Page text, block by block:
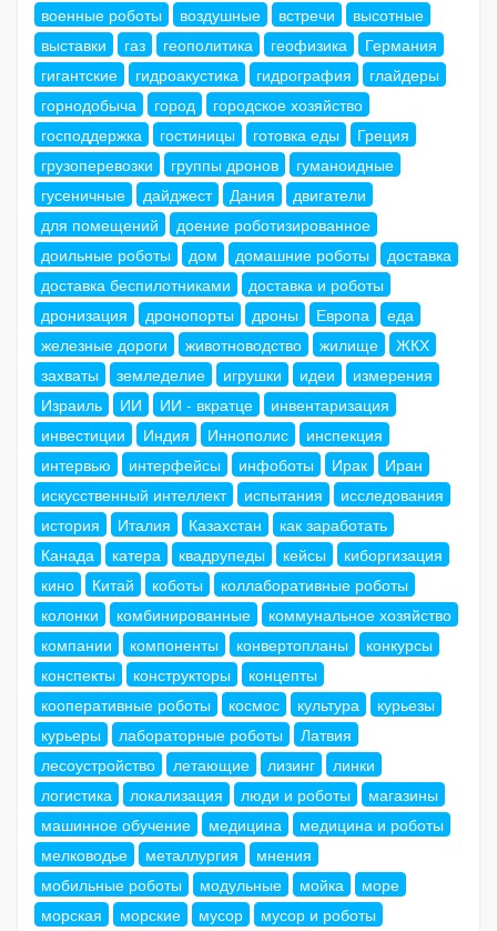
военные роботы воздушные встречи
высотные
выставки
газ геополитика геофизика
Германия
гигантские
гидроакустика гидрография
глайдеры
горнодобыча
город
городское хозяйство
господдержка
гостиницы готовка еды
Греция
грузоперевозки
группы дронов
гуманоидные
гусеничные
дайджест Дания
двигатели
для помещений
доение роботизированное
доильные роботы
дом домашние роботы
доставка
доставка беспилотниками
доставка и роботы
дронизация
дронопорты дроны Европа
еда
железные дороги
животноводство жилище
ЖКХ
захваты
земледелие игрушки идеи
измерения
Израиль
ИИ ИИ - вкратце
инвентаризация
инвестиции
Индия Иннополис
инспекция
интервью
интерфейсы инфоботы Ирак
Иран
искусственный интеллект
испытания
исследования
история
Италия Казахстан
как заработать
Канада
катера квадрупеды кейсы
киборгизация
кино
Китай коботы
коллаборативные роботы
колонки
комбинированные
коммунальное хозяйство
компании
компоненты конвертопланы
конкурсы
конспекты
конструкторы
концепты
кооперативные роботы
космос культура
курьезы
курьеры
лабораторные роботы
Латвия
лесоустройство
летающие лизинг
линки
логистика
локализация люди и роботы
магазины
машинное обучение
медицина
медицина и роботы
мелководье
металлургия
мнения
мобильные роботы
модульные мойка
море
морская
морские мусор
мусор и роботы